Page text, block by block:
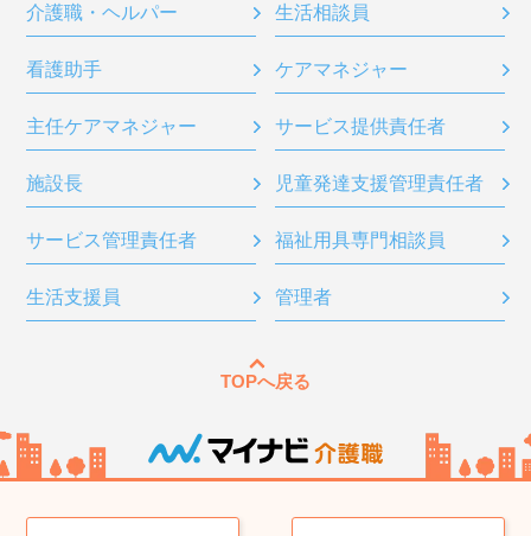
介護職・ヘルパー 生活相談員
看護助手 ケアマネジャー
主任ケアマネジャー サービス提供責任者
施設長 児童発達支援管理責任者
サービス管理責任者 福祉用具専門相談員
生活支援員 管理者
TOPへ戻る